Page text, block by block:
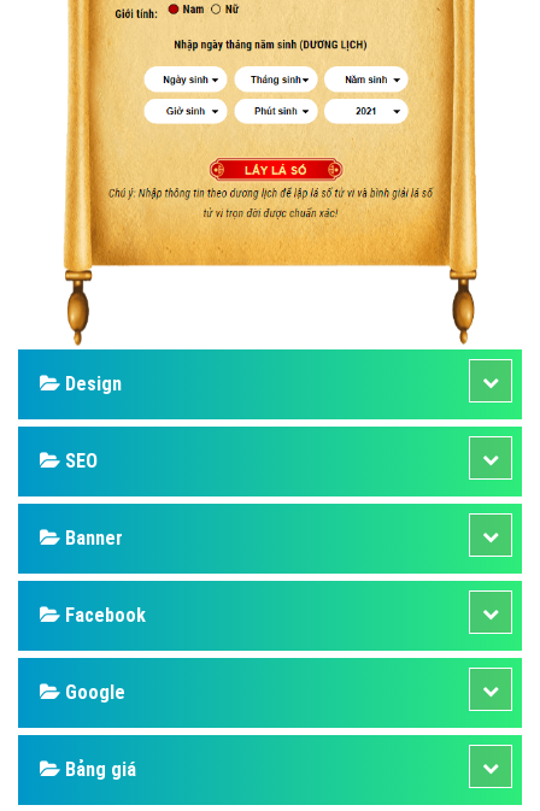
Design
SEO
Banner
Facebook
Google
Bảng giá